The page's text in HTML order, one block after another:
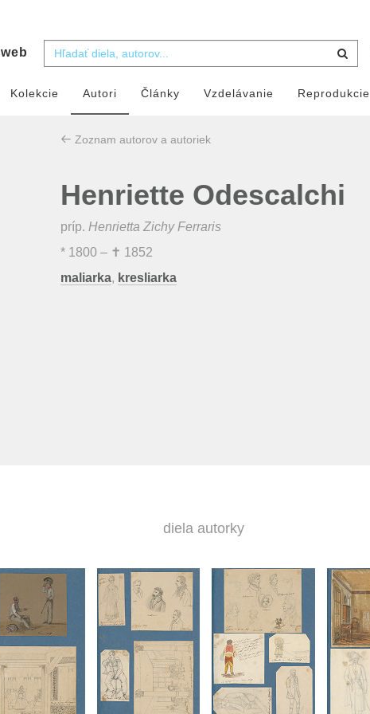
web
Kolekcie Autori Články Vzdelávanie Reprodukcie
Zoznam autorov a autoriek
Henriette Odescalchi
príp. Henrietta Zichy Ferraris
* 1800 – ✝ 1852
maliarka, kresliarka
diela autorky